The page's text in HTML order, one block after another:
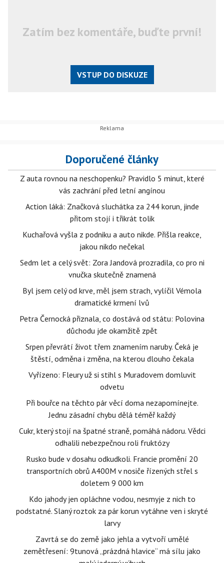
Zatím bez komentáře, buďte první!
VSTUP DO DISKUZE
Doporučené články
Z auta rovnou na neschopenku? Pravidlo 5 minut, které
vás zachrání před letní angínou
Action láká: Značková sluchátka za 244 korun, jinde
přitom stojí i třikrát tolik
Kuchařová vyšla z podniku a auto nikde. Přišla reakce,
jakou nikdo nečekal
Sedm let a celý svět: Zora Jandová prozradila, co pro ni
vnučka skutečně znamená
Byl jsem celý od krve, měl jsem strach, vylíčil Vémola
dramatické krmení lvů
Petra Černocká přiznala, co dostává od státu: Polovina
důchodu jde okamžitě zpět
Srpen převrátí život třem znamením naruby. Čeká je
štěstí, odměna i změna, na kterou dlouho čekala
Vyřízeno: Fleury už si stihl s Muradovem domluvit
odvetu
Při bouřce na těchto pár věcí doma nezapomínejte.
Jednu zásadní chybu dělá téměř každý
Cukr, který stojí na špatné straně, pomáhá nádoru. Vědci
odhalili nebezpečnou roli fruktózy
Rusko bude v dosahu odkudkoli. Francie promění 20
transportních obrů A400M v nosiče řízených střel s
doletem 9 000 km
Kdo jahody jen opláchne vodou, nesmyje z nich to
podstatné. Slaný roztok za pár korun vytáhne ven i skryté
larvy
Zavrtá se do země jako jehla a vytvoří umělé
zemětřesení: 9tunová „prázdná hlavice“ má sílu jako